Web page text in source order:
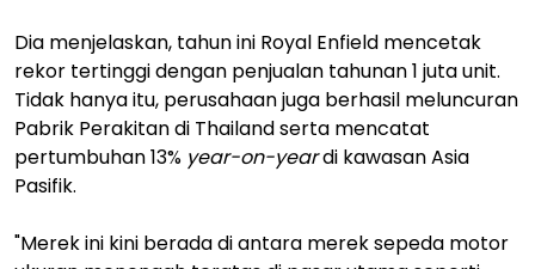
Dia menjelaskan, tahun ini Royal Enfield mencetak
rekor tertinggi dengan penjualan tahunan 1 juta unit.
Tidak hanya itu, perusahaan juga berhasil meluncuran
Pabrik Perakitan di Thailand serta mencatat
pertumbuhan 13% year-on-yeardi kawasan Asia
Pasifik.
"Merek ini kini berada di antara merek sepeda motor